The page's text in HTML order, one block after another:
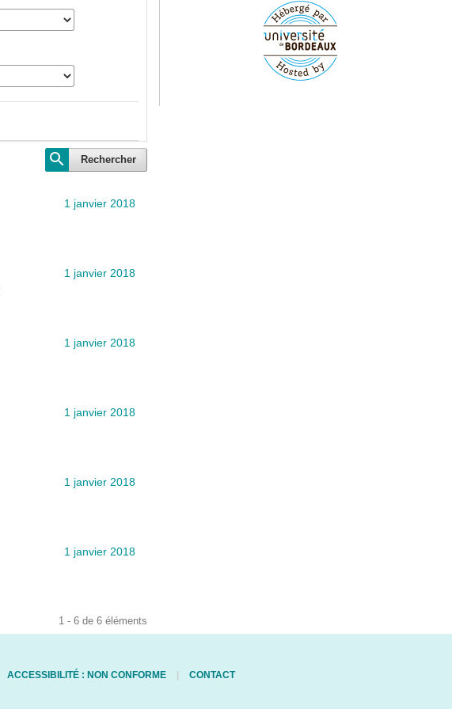
Rechercher
1 janvier 2018
1 janvier 2018
1 janvier 2018
1 janvier 2018
1 janvier 2018
1 janvier 2018
1 - 6 de 6 éléments
ACCESSIBILITÉ : NON CONFORME CONTACT